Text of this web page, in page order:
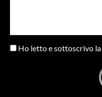
Ho letto e sottoscrivo la